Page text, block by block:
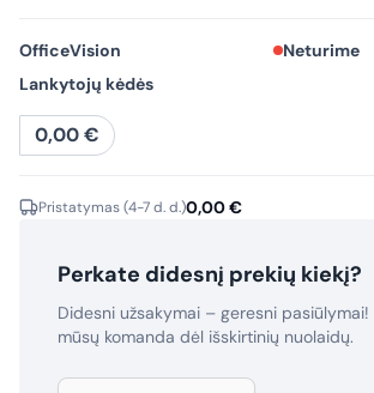
OfficeVision
Neturime
Lankytojų kėdės
0,00€
Pristatymas (4-7 d. d.)0,00€
Perkate didesnį prekių kiekį?
Didesni užsakymai – geresni pasiūlymai!
mūsų komanda dėl išskirtinių nuolaidų.